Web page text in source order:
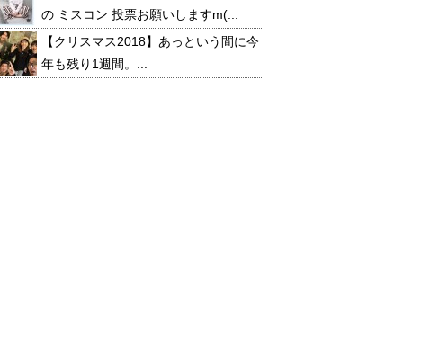
の ミスコン 投票お願いしますm(...
【クリスマス2018】あっという間に今
年も残り1週間。...